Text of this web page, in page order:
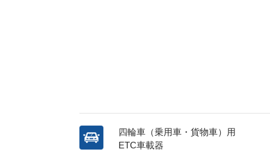
四輪車（乗用車・貨物車）用
ETC車載器